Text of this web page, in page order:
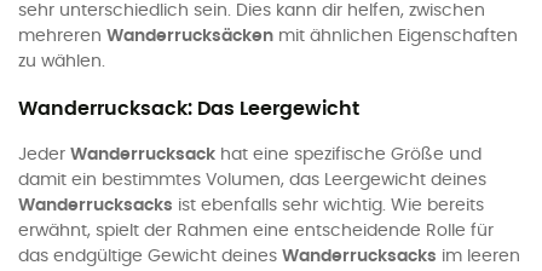
sehr unterschiedlich sein. Dies kann dir helfen, zwischen
mehreren Wanderrucksäcken mit ähnlichen Eigenschaften
zu wählen.
Wanderrucksack: Das Leergewicht
Jeder Wanderrucksack hat eine spezifische Größe und
damit ein bestimmtes Volumen, das Leergewicht deines
Wanderrucksacks ist ebenfalls sehr wichtig. Wie bereits
erwähnt, spielt der Rahmen eine entscheidende Rolle für
das endgültige Gewicht deines Wanderrucksacks im leeren